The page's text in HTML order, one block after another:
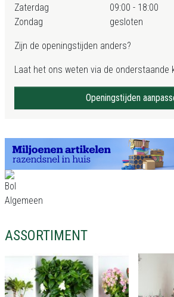
Zaterdag
09:00 - 18:00
Zondag
gesloten
Zijn de openingstijden anders?
Laat het ons weten via de onderstaande
Openingstijden
ASSORTIMENT